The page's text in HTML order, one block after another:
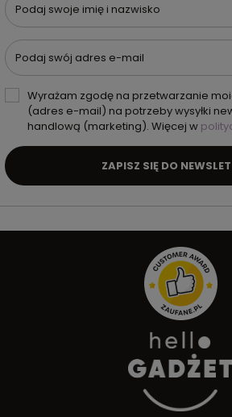
Podaj swoje imię i nazwisko
Podaj swój adres e-mail
Wyrażam zgodę na przetwarzanie
(adres e-mail) na potrzeby wysyłki
handlową (marketing). Więcej w
ZAPISZ SIĘ DO